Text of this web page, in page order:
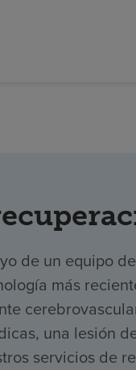
de un equipo
más
una lesión
servicios de